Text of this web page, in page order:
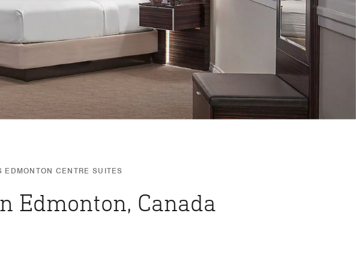
EDMONTON CENTRE SUITES
Edmonton, Canada